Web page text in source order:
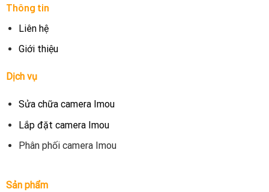
Thông tin
Liên hệ
Giới thiệu
Dịch vụ
Sửa chữa camera Imou
Lắp đặt camera Imou
Phân phối camera Imou
Sản phẩm